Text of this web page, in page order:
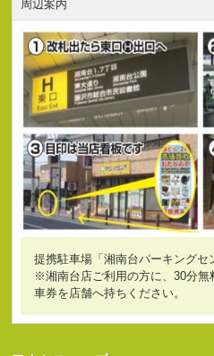
周辺案内
提携駐車場「湘南台パーキングセ
※湘南台店ご利用の方に、30分無
車券を店舗へ持ちください。